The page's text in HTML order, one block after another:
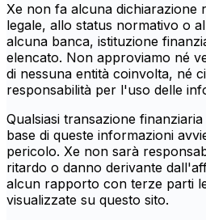
Xe non fa alcuna dichiarazione
legale, allo status normativo o
alcuna banca, istituzione
elencato. Non approviamo né
di nessuna entità coinvolta, né
responsabilità per l'uso delle
Qualsiasi transazione
base di queste informazioni
pericolo. Xe non sarà
ritardo o danno derivante
alcun rapporto con terze parti
visualizzate su questo sito.